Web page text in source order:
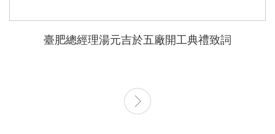
臺肥總經理湯元吉於五廠開工典禮致詞